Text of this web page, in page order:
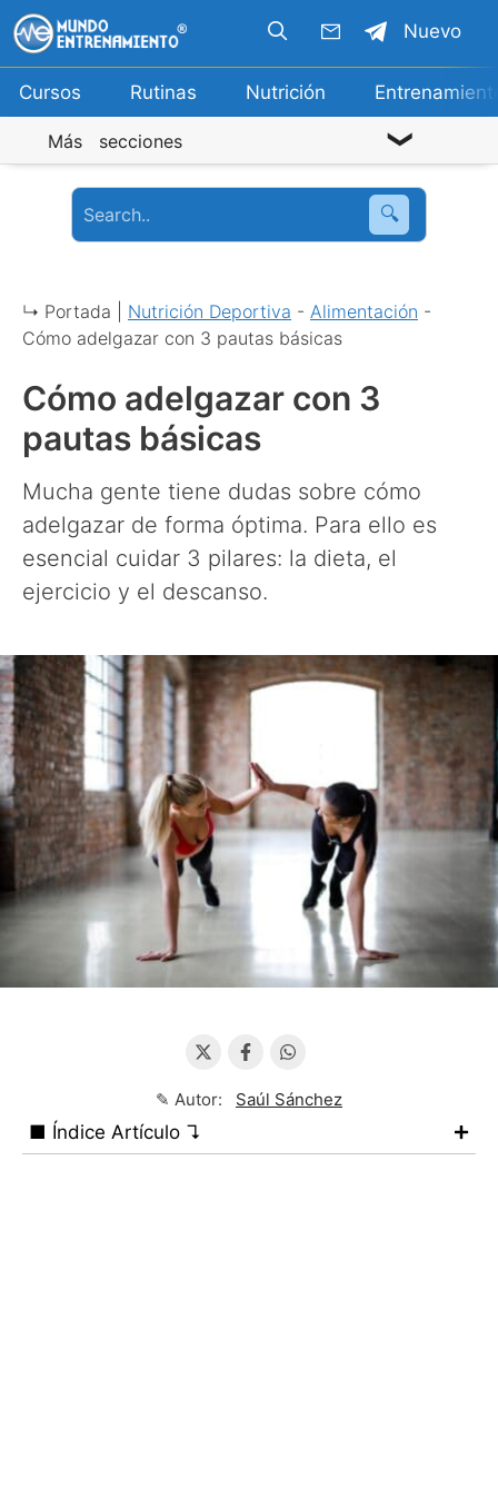
Saltar
al
contenido
Cursos Rutinas Nutrición
Nuevo
Más secciones
🔍
↳ Portada | Nutrición Deportiva - Alimentación -
Cómo adelgazar con 3 pautas básicas
Cómo adelgazar con 3
pautas básicas
Mucha gente tiene dudas sobre cómo
adelgazar de forma óptima. Para ello es
esencial cuidar 3 pilares: la dieta, el
ejercicio y el descanso.
✎ Autor: Saúl Sánchez
■ Índice Artículo ↴